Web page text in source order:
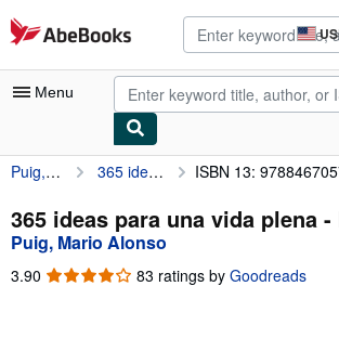
Skip to main content
AbeBooks.com
Menu
My Account
My Purchases
Advanced Search
Browse Collections
Puig, Mario Alonso 365 ideas para una vida plena ISBN 13:
365 ideas para una vida plena
Puig, Mario Alonso
3.90 3.90
83 ratings by Goodreads